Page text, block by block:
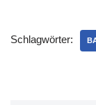
auf einmal zu
man muss jedes
Schlagwörter: